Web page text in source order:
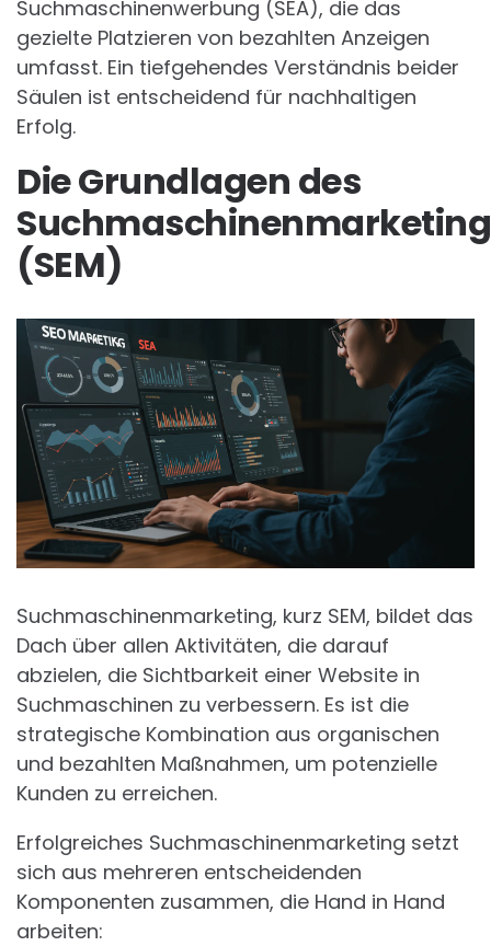
Suchmaschinenwerbung (SEA), die das
gezielte Platzieren von bezahlten Anzeigen
umfasst. Ein tiefgehendes Verständnis beider
Säulen ist entscheidend für nachhaltigen
Erfolg.
Die Grundlagen des
(SEM)
Suchmaschinenmarketing, kurz SEM, bildet das
Dach über allen Aktivitäten, die darauf
abzielen, die Sichtbarkeit einer Website in
Suchmaschinen zu verbessern. Es ist die
strategische Kombination aus organischen
und bezahlten Maßnahmen, um potenzielle
Kunden zu erreichen.
Erfolgreiches Suchmaschinenmarketing setzt
sich aus mehreren entscheidenden
Komponenten zusammen, die Hand in Hand
arbeiten: